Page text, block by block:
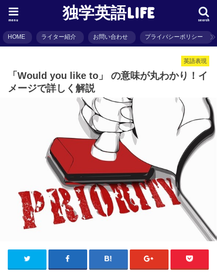
独学英語LIFE search
menu
HOME ライター紹介 お問い合わせ プライバシーポリシー
英語表現
「Would you like to」 の意味が丸わかり！イ
メージで詳しく解説